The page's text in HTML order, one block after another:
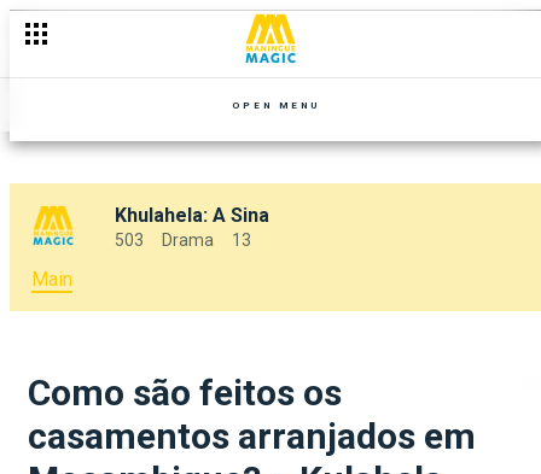
OPEN MENU
Khulahela: A Sina
503 Drama 13
Main
Como são feitos os
casamentos arranjados em